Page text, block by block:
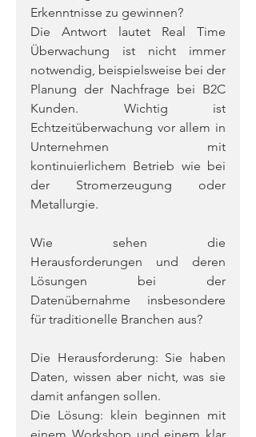
Erkenntnisse zu gewinnen?
Die Antwort lautet Real Time
Überwachung ist nicht immer
notwendig, beispielsweise bei der
Planung der Nachfrage bei B2C
Kunden. Wichtig ist
Echtzeitüberwachung vor allem in
Unternehmen mit
kontinuierlichem Betrieb wie bei
der Stromerzeugung oder
Metallurgie.
Wie sehen die
Herausforderungen und deren
Lösungen bei der
Datenübernahme insbesondere
für traditionelle Branchen aus?
Die Herausforderung: Sie haben
Daten, wissen aber nicht, was sie
damit anfangen sollen.
Die Lösung: klein beginnen mit